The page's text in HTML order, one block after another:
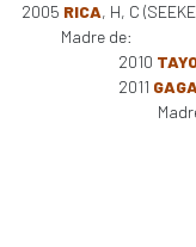
2005 RICA, H, C
Madre de:
2010
2011